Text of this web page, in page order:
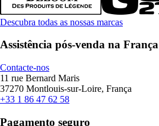
Descubra todas as nossas marcas
Assistência pós-venda na França
Contacte-nos
11 rue Bernard Maris
37270 Montlouis-sur-Loire, França
+33 1 86 47 62 58
Pagamento seguro